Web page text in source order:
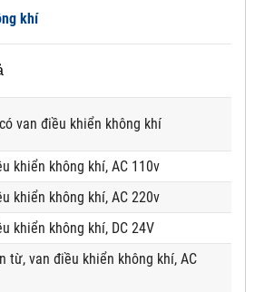
khí
van điều khiển không khí
khiển không khí, AC 110v
khiển không khí, AC 220v
khiển không khí, DC 24V
từ, van điều khiển không khí, AC